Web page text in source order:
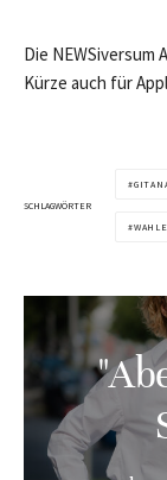
Die NEWSiversum
Kürze auch für
SCHLAGWÖRTER